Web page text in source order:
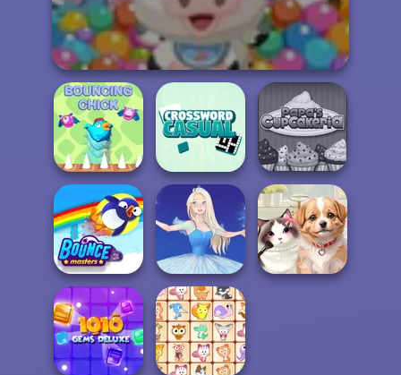
Bouncing Chick
Casual
Crossword
Papa's
Cupcakeria
Bouncemasters Ice Ballerina